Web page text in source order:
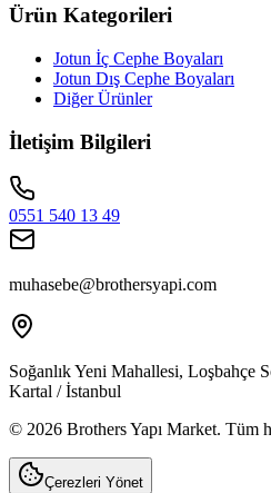
Ürün Kategorileri
Jotun İç Cephe Boyaları
Jotun Dış Cephe Boyaları
Diğer Ürünler
İletişim Bilgileri
0551 540 13 49
muhasebe@brothersyapi.com
Soğanlık Yeni Mahallesi, Loşbahçe
Kartal / İstanbul
© 2026 Brothers Yapı Market. Tüm
Çerezleri Yönet